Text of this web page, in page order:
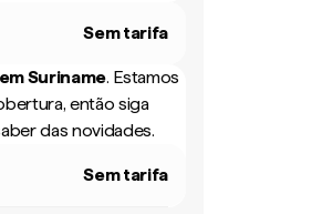
Sem tarifa
Suriname. Estamos
então siga
das novidades.
Sem tarifa